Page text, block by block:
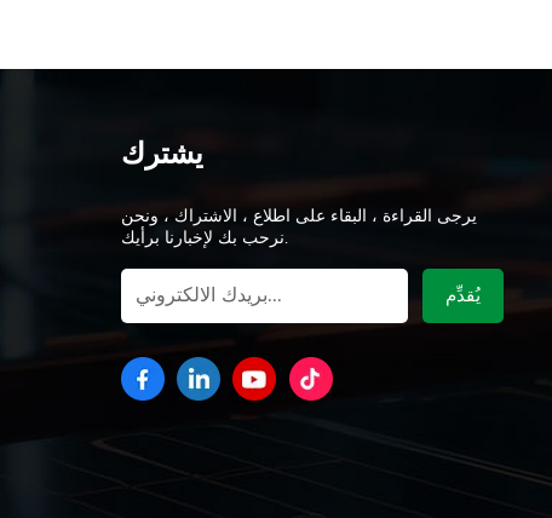
يشترك
يرجى القراءة ، البقاء على اطلاع ، الاشتراك ، ونحن
نرحب بك لإخبارنا برأيك.